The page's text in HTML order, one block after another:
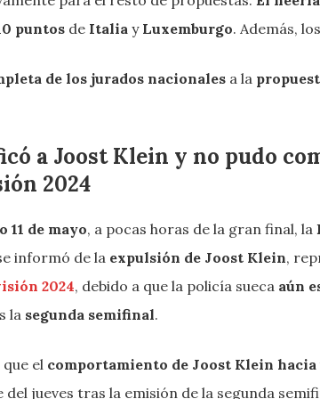
puntos de Italia y Luxemburgo. Además, los
de los jurados nacionales a la
a Joost Klein y no pudo
2024
11 de mayo, a pocas horas de la gran final, la
informó de la expulsión de Joost Klein,
2024, debido a que la policía sueca aún
la segunda semifinal.
el comportamiento de Joost Klein
del jueves tras la emisión de la segunda